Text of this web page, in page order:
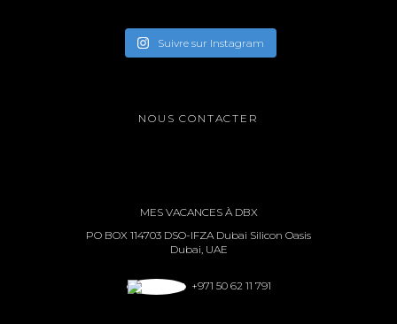
Suivre sur Instagram
NOUS CONTACTER
MES VACANCES À DBX
PO BOX 114703 DSO-IFZA Dubai Silicon Oasis
Dubai, UAE
+971 50 62 11 791